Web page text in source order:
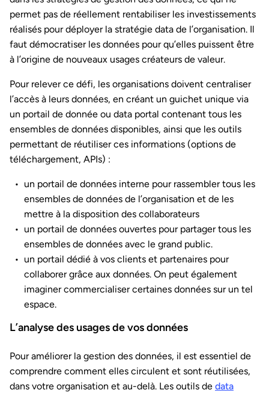
permet pas de réellement rentabiliser les investissements
réalisés pour déployer la stratégie data de l’organisation. Il
faut démocratiser les données pour qu’elles puissent être
à l’origine de nouveaux usages créateurs de valeur.
Pour relever ce défi, les organisations doivent centraliser
l’accès à leurs données, en créant un guichet unique via
un portail de donnée ou data portal contenant tous les
ensembles de données disponibles, ainsi que les outils
permettant de réutiliser ces informations (options de
téléchargement, APIs) :
un portail de données interne pour rassembler tous les
ensembles de données de l’organisation et de les
mettre à la disposition des collaborateurs
un portail de données ouvertes pour partager tous les
ensembles de données avec le grand public.
un portail dédié à vos clients et partenaires pour
collaborer grâce aux données. On peut également
imaginer commercialiser certaines données sur un tel
espace.
L’analyse des usages de vos données
Pour améliorer la gestion des données, il est essentiel de
comprendre comment elles circulent et sont réutilisées,
dans votre organisation et au-delà. Les outils de data